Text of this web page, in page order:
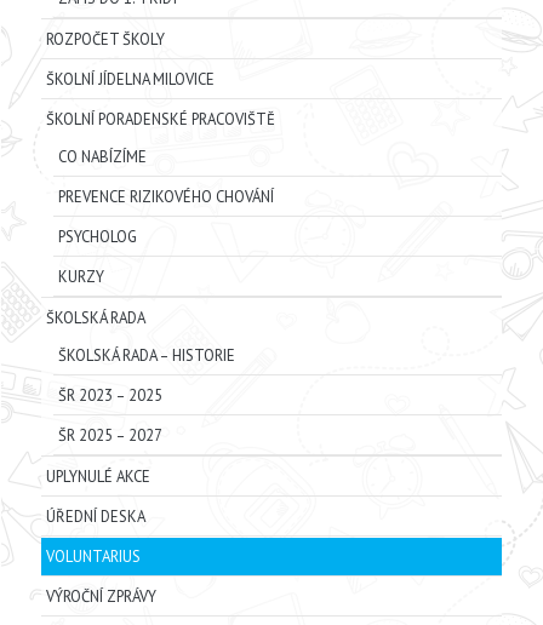
ROZPOČET ŠKOLY
ŠKOLNÍ JÍDELNA MILOVICE
ŠKOLNÍ PORADENSKÉ PRACOVIŠTĚ
CO NABÍZÍME
PREVENCE RIZIKOVÉHO CHOVÁNÍ
PSYCHOLOG
KURZY
ŠKOLSKÁ RADA
ŠKOLSKÁ RADA – HISTORIE
ŠR 2023 – 2025
ŠR 2025 – 2027
UPLYNULÉ AKCE
ÚŘEDNÍ DESKA
VOLUNTARIUS
VÝROČNÍ ZPRÁVY